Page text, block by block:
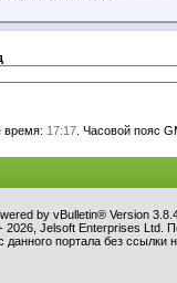
время: 17:17. Часовой пояс
by vBulletin® Version
2026, Jelsoft Enterprises Ltd.
портала без ссылки